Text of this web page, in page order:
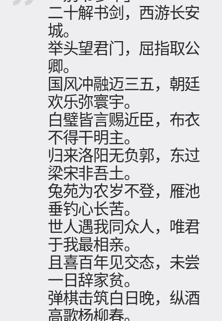
二十解书剑，西游长安
城。
举头望君门，屈指取公
卿。
国风冲融迈三五，朝廷
欢乐弥寰宇。
白璧皆言赐近臣，布衣
不得干明主。
归来洛阳无负郭，东过
梁宋非吾土。
兔苑为农岁不登，雁池
垂钓心长苦。
世人遇我同众人，唯君
于我最相亲。
且喜百年见交态，未尝
一日辞家贫。
弹棋击筑白日晚，纵酒
高歌杨柳春。